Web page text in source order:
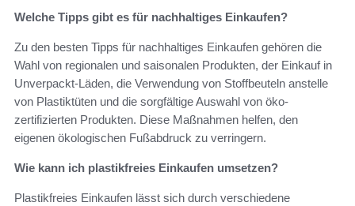
Welche Tipps gibt es für nachhaltiges Einkaufen?
Zu den besten Tipps für nachhaltiges Einkaufen gehören die
Wahl von regionalen und saisonalen Produkten, der Einkauf in
Unverpackt-Läden, die Verwendung von Stoffbeuteln anstelle
von Plastiktüten und die sorgfältige Auswahl von öko-
zertifizierten Produkten. Diese Maßnahmen helfen, den
eigenen ökologischen Fußabdruck zu verringern.
Wie kann ich plastikfreies Einkaufen umsetzen?
Plastikfreies Einkaufen lässt sich durch verschiedene